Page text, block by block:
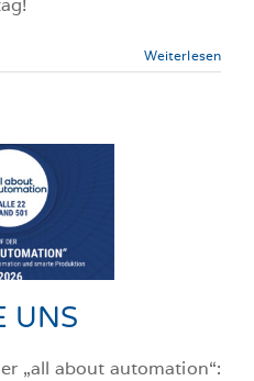
Weiterlesen
UNS
„all about automation“: